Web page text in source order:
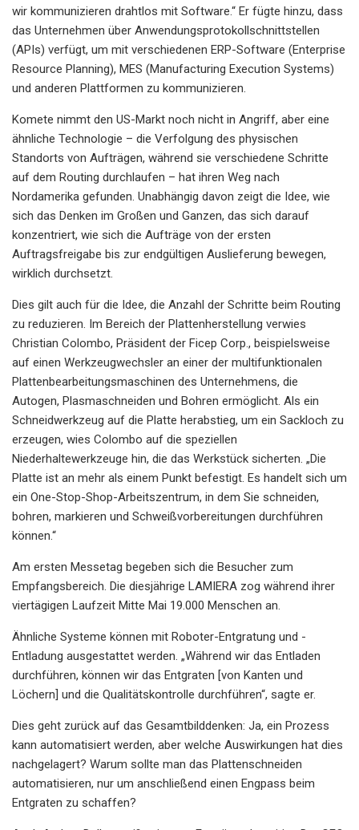
wir kommunizieren drahtlos mit Software.“ Er fügte hinzu, dass
das Unternehmen über Anwendungsprotokollschnittstellen
(APIs) verfügt, um mit verschiedenen ERP-Software (Enterprise
Resource Planning), MES (Manufacturing Execution Systems)
und anderen Plattformen zu kommunizieren.
Komete nimmt den US-Markt noch nicht in Angriff, aber eine
ähnliche Technologie – die Verfolgung des physischen
Standorts von Aufträgen, während sie verschiedene Schritte
auf dem Routing durchlaufen – hat ihren Weg nach
Nordamerika gefunden. Unabhängig davon zeigt die Idee, wie
sich das Denken im Großen und Ganzen, das sich darauf
konzentriert, wie sich die Aufträge von der ersten
Auftragsfreigabe bis zur endgültigen Auslieferung bewegen,
wirklich durchsetzt.
Dies gilt auch für die Idee, die Anzahl der Schritte beim Routing
zu reduzieren. Im Bereich der Plattenherstellung verwies
Christian Colombo, Präsident der Ficep Corp., beispielsweise
auf einen Werkzeugwechsler an einer der multifunktionalen
Plattenbearbeitungsmaschinen des Unternehmens, die
Autogen, Plasmaschneiden und Bohren ermöglicht. Als ein
Schneidwerkzeug auf die Platte herabstieg, um ein Sackloch zu
erzeugen, wies Colombo auf die speziellen
Niederhaltewerkzeuge hin, die das Werkstück sicherten. „Die
Platte ist an mehr als einem Punkt befestigt. Es handelt sich um
ein One-Stop-Shop-Arbeitszentrum, in dem Sie schneiden,
bohren, markieren und Schweißvorbereitungen durchführen
können.“
Am ersten Messetag begeben sich die Besucher zum
Empfangsbereich. Die diesjährige LAMIERA zog während ihrer
viertägigen Laufzeit Mitte Mai 19.000 Menschen an.
Ähnliche Systeme können mit Roboter-Entgratung und -
Entladung ausgestattet werden. „Während wir das Entladen
durchführen, können wir das Entgraten [von Kanten und
Löchern] und die Qualitätskontrolle durchführen“, sagte er.
Dies geht zurück auf das Gesamtbilddenken: Ja, ein Prozess
kann automatisiert werden, aber welche Auswirkungen hat dies
nachgelagert? Warum sollte man das Plattenschneiden
automatisieren, nur um anschließend einen Engpass beim
Entgraten zu schaffen?